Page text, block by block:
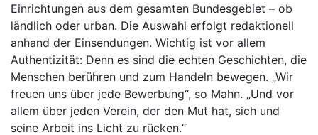
Einrichtungen aus dem gesamten Bundesgebiet – ob
ländlich oder urban. Die Auswahl erfolgt redaktionell
anhand der Einsendungen. Wichtig ist vor allem
Authentizität: Denn es sind die echten Geschichten, die
Menschen berühren und zum Handeln bewegen. „Wir
freuen uns über jede Bewerbung“, so Mahn. „Und vor
allem über jeden Verein, der den Mut hat, sich und
seine Arbeit ins Licht zu rücken.“